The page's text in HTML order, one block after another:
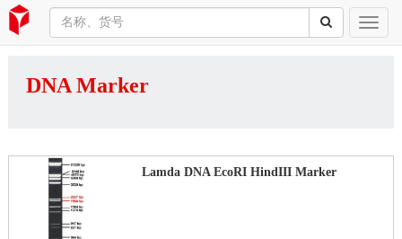
DNA Marker
Lamda DNA EcoRI HindIII Marker